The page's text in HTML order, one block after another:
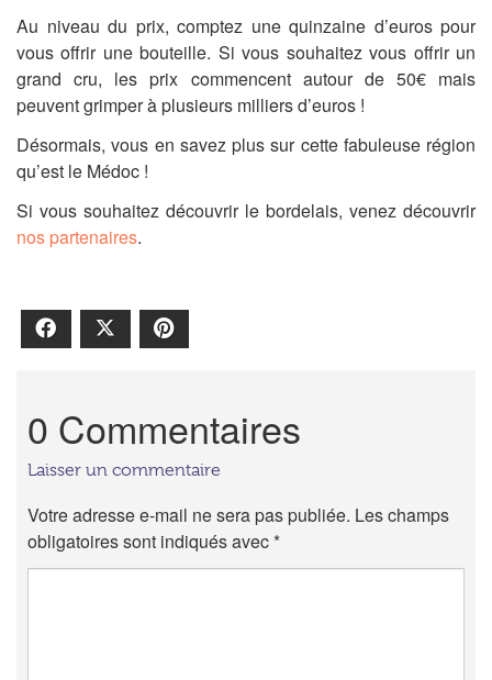
Au niveau du prix, comptez une quinzaine d’euros pour
vous offrir une bouteille. Si vous souhaitez vous offrir un
grand cru, les prix commencent autour de 50€ mais
peuvent grimper à plusieurs milliers d’euros !
Désormais, vous en savez plus sur cette fabuleuse région
qu’est le Médoc !
Si vous souhaitez découvrir le bordelais, venez découvrir
nos partenaires.
Facebook
0 Commentaires
Laisser un commentaire
Votre adresse e-mail ne sera pas publiée. Les champs
obligatoires sont indiqués avec*